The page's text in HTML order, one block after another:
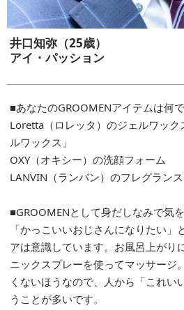
井口知弥（25歳）
アイ・パッション
■あなたのGROOMENアイテムは何
Loretta（ロレッタ）のジェルワック
ルワックス」
OXY（オキシー）の洗顔フォーム
LANVIN（ランバン）のフレグランス
■GROOMENとして身だしなみで気
「かっこいいおじさんになりたい
アは意識しています。お風呂上がり
ニックスプレーを使ってマッサージ
くないほうなので、人から「これい
うことが多いです。